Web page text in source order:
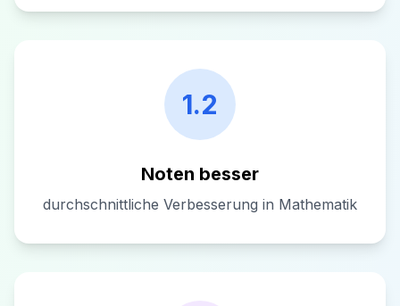
1.2
Noten besser
durchschnittliche Verbesserung in Mathematik